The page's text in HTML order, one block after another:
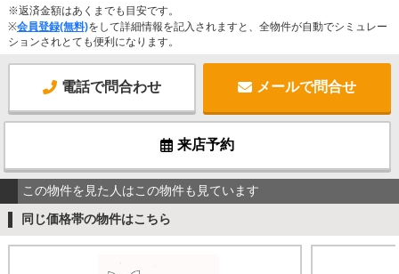
※返済金額はあくまでも目安です。
※会員登録(無料)をして詳細情報を記入されますと、全物件が自動でシミュレー
ションされとても便利になります。
電話で問合わせ メールで問合せ
来店予約
この物件を見た人はこの物件も見ています
同じ価格帯の物件はこちら